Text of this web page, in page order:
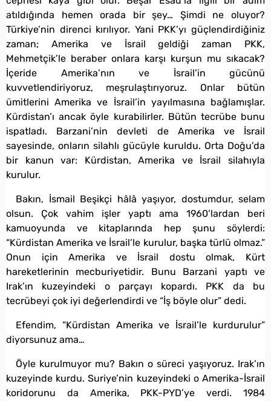
atıldığında hemen orada bir şey… Şimdi ne oluyor?
Türkiye’nin direnci kırılıyor. Yani PKK’yı güçlendirdiğiniz
zaman; Amerika ve İsrail geldiği zaman PKK,
Mehmetçik’le beraber onlara karşı kurşun mu sıkacak?
İçeride Amerika’nın ve İsrail’in gücünü
kuvvetlendiriyoruz, meşrulaştırıyoruz. Onlar bütün
ümitlerini Amerika ve İsrail’in yayılmasına bağlamışlar.
Kürdistan’ı ancak öyle kurabilirler. Bütün tecrübe bunu
ispatladı. Barzani’nin devleti de Amerika ve İsrail
sayesinde, onların silahlı gücüyle kuruldu. Orta Doğu’da
bir kanun var: Kürdistan, Amerika ve İsrail silahıyla
kurulur.
Bakın, İsmail Beşikçi hâlâ yaşıyor, dostumdur, selam
olsun. Çok vahim işler yaptı ama 1960’lardan beri
kamuoyunda ve kitaplarında hep şunu söylerdi:
“Kürdistan Amerika ve İsrail’le kurulur, başka türlü olmaz.”
Onun için Amerika ve İsrail dostu olmak, Kürt
hareketlerinin mecburiyetidir. Bunu Barzani yaptı ve
Irak’ın kuzeyindeki o parçayı kopardı. PKK da bu
tecrübeyi çok iyi değerlendirdi ve “İş böyle olur” dedi.
Efendim, “Kürdistan Amerika ve İsrail’le kurdurulur”
diyorsunuz ama…
Öyle kurulmuyor mu? Bakın o süreci yaşıyoruz. Irak’ın
kuzeyinde kurdu. Suriye’nin kuzeyindeki o Amerika-İsrail
koridorunu da Amerika, PKK-PYD’ye verdi. 1984